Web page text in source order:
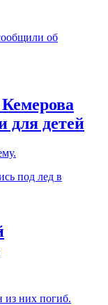
для детей
из них погиб.